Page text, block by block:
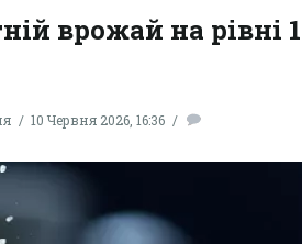
врожай на рівні
10 Червня 2026, 16:36